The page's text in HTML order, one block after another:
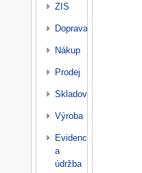
ZIS
Doprava
Nákup
Prodej
Skladování
Výroba
Evidence
a
údržba